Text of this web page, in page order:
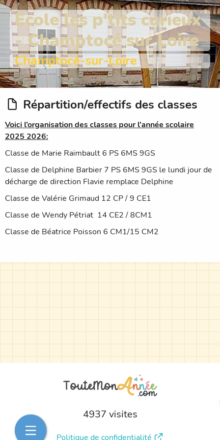
Ecole les p'tits curieux
- Champtocé sur Loire
Champtocé-sur-Loire
Répartition/effectifs des classes
Voici l’organisation des classes pour l’année scolaire
2025 2026:
Classe de Marie Raimbault 6 PS 6MS 9GS
Classe de Delphine Barbier 7 PS 6MS 9GS le lundi jour de
décharge de direction Flavie remplace Delphine
Classe de Valérie Grimaud 12 CP / 9 CE1
Classe de Wendy Pétriat 14 CE2 / 8CM1
Classe de Béatrice Poisson 6 CM1/15 CM2
4937 visites
Politique de confidentialité